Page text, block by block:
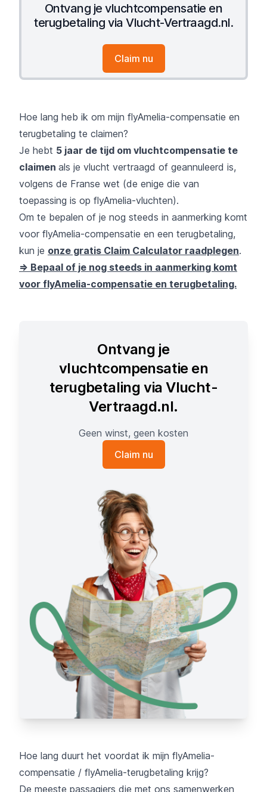
Ontvang je vluchtcompensatie en
terugbetaling via Vlucht-Vertraagd.nl.
Claim nu
Hoe lang heb ik om mijn flyAmelia-compensatie en
terugbetaling te claimen?
Je hebt 5 jaar de tijd om vluchtcompensatie te
claimen als je vlucht vertraagd of geannuleerd is,
volgens de Franse wet (de enige die van
toepassing is op flyAmelia-vluchten).
Om te bepalen of je nog steeds in aanmerking komt
voor flyAmelia-compensatie en een terugbetaling,
kun je onze gratis Claim Calculator raadplegen.
=> Bepaal of je nog steeds in aanmerking komt
voor flyAmelia-compensatie en terugbetaling.
Ontvang je
vluchtcompensatie en
terugbetaling via Vlucht-
Vertraagd.nl.
Geen winst, geen kosten
Claim nu
Hoe lang duurt het voordat ik mijn flyAmelia-
compensatie / flyAmelia-terugbetaling krijg?
De meeste passagiers die met ons samenwerken